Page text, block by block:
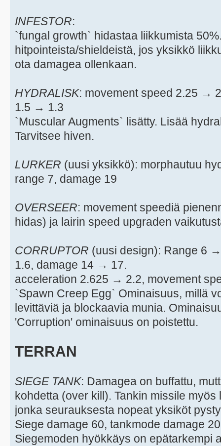
INFESTOR:
`fungal growth` hidastaa liikkumista
hitpointeista/shieldeistä, jos yksikkö
ota damagea ollenkaan.
HYDRALISK: movement speed 2.25 →
1.5 → 1.3
`Muscular Augments` lisätty. Lisää
Tarvitsee hiven.
LURKER (uusi yksikkö): morphautuu
range 7, damage 19
OVERSEER: movement speediä
hidas) ja lairin speed upgraden
CORRUPTOR (uusi design): Range 6
1.6, damage 14 → 17.
acceleration 2.625 → 2.2, movement
`Spawn Creep Egg` Ominaisuus, millä
levittäviä ja blockaavia munia.
'Corruption' ominaisuus on poistettu.
TERRAN
SIEGE TANK: Damagea on buffattu,
kohdetta (over kill). Tankin missile
jonka seurauksesta nopeat yksiköt
Siege damage 60, tankmode damage 20
Siegemoden hyökkäys on epätarkempi